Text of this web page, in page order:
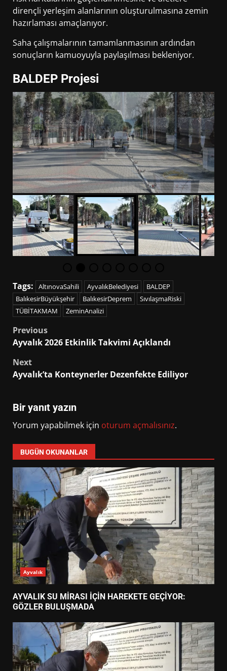
dirençli yerleşim alanlarının oluşturulmasına zemin
hazırlaması amaçlanıyor.
Saha çalışmalarının tamamlanmasının ardından
sonuçların kamuoyuyla paylaşılması bekleniyor.
BALDEP Projesi
Tags: AltınovaSahili AyvalıkBelediyesi
BALDEP
BalıkesirBüyükşehir
BalıkesirDeprem
SıvılaşmaRiski
TÜBİTAKMAM
ZeminAnalizi
Post
navigation
Previous
Ayvalık 2026 Etkinlik Takvimi Açıklandı
Next
Ayvalık’ta Konteynerler Dezenfekte Ediliyor
Bir yanıt yazın
Yorum yapabilmek için oturum açmalısınız.
BUGÜN OKUNANLAR
Ayvalık
AYVALIK SU MİRASI İÇİN HAREKETE GEÇİYOR:
GÖZLER BULUŞMADA